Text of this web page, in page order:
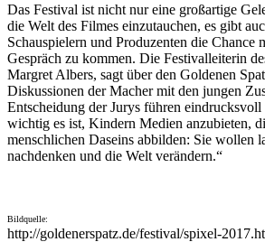
Das Festival ist nicht nur eine großartige
die Welt des Filmes einzutauchen, es gibt
Schauspielern und Produzenten die Chance
Gespräch zu kommen. Die Festivalleiterin
Margret Albers, sagt über den Goldenen
Diskussionen der Macher mit den jungen
Entscheidung der Jurys führen
wichtig es ist, Kindern Medien anzubieten,
menschlichen Daseins abbilden: Sie wollen
nachdenken und die Welt verändern.“
Bildquelle:
http://goldenerspatz.de/festival/spixel-